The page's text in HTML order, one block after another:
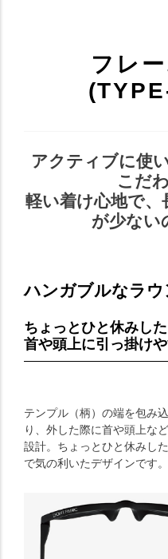
フレ
アクティブに使
こだ
軽い着け心地で、
が少ない
ハンガブルなラ
ちょっとひと休みし
首や頭上に引っ掛け
テンプル（柄）の端を包み
り、外した際に首や頭上な
設計。ちょっとひと休みし
で気の利いたデザインです。